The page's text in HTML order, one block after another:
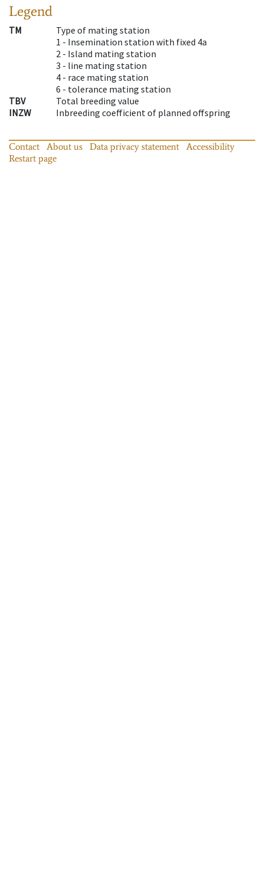
Legend
TM
Type of mating station
1 - Insemination station with fixed 4a
2 - Island mating station
3 - line mating station
4 - race mating station
6 - tolerance mating station
TBV
Total breeding value
INZW
Inbreeding coefficient of planned offspring
Contact About us Data privacy statement
Accessibility
Restart page